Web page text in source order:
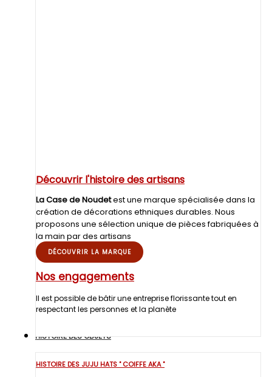
Découvrir l'histoire des artisans
La Case de Noudetest une marque spécialisée dans la
création de décorations ethniques durables. Nous
proposons une sélection unique de pièces fabriquées à
la main par des artisans
DÉCOUVRIR LA MARQUE
Nos engagements
Il est possible de bâtir une entreprise florissante tout en
respectant les personnes et la planète
HISTOIRE DES OBJETS
HISTOIRE DES JUJU HATS " COIFFE AKA "